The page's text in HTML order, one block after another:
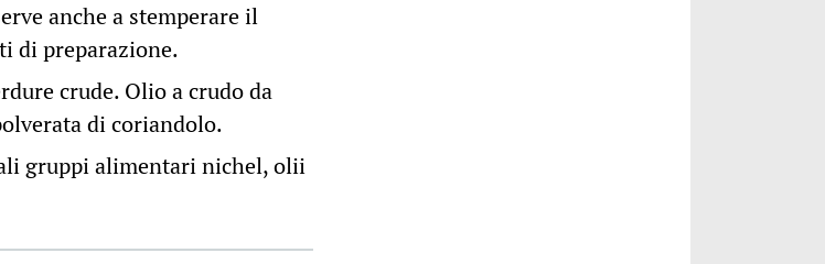
anche a stemperare il
di preparazione.
crude. Olio a crudo da
di coriandolo.
gruppi alimentari nichel, olii